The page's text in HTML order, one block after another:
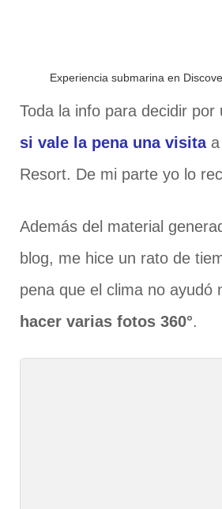
Experiencia submarina en
Toda la info para decidir por
si vale la pena una visitaa
Resort. De mi parte yo lo
Además del material
blog, me hice un rato de
pena que el clima no ayudó
hacer varias fotos 360°.